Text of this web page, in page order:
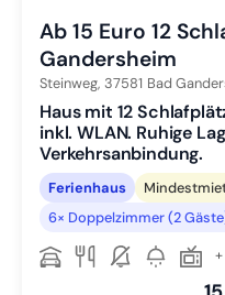
Ab 15 Euro 12
Gandersheim
Steinweg, 37581 Bad
Haus mit 12
inkl. WLAN. Ruhige
Verkehrsanbindung.
Ferienhaus
6× Doppelzimmer (2